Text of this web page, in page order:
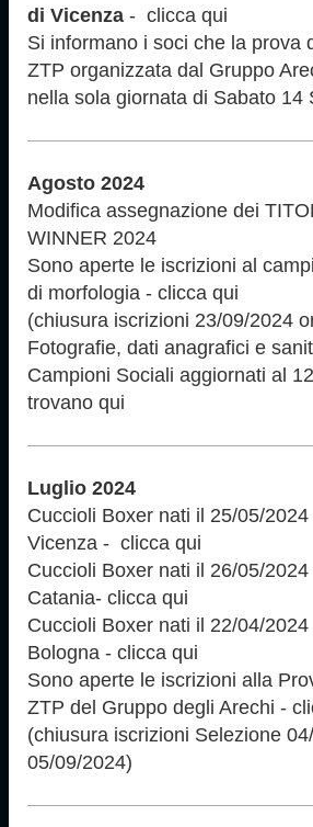
di Vicenza - ­ clicca qui
Si informano i soci che la prova
ZTP organizzata dal Gruppo
nella sola giornata di Sabato 14
Agosto 2024
Modifica assegnazione dei
WINNER 2024
Sono aperte le iscrizioni al
di morfologia - clicca qui
(chiusura iscrizioni 23/09/2024
Fotografie, dati anagrafici e
Campioni Sociali aggiornati al
trovano qui
Luglio 2024
Cuccioli Boxer nati il 25/05/
Vicenza - ­ clicca qui
Cuccioli Boxer nati il 26/05/
Catania- clicca qui
Cuccioli Boxer nati il 22/04/
Bologna - clicca qui
Sono aperte le iscrizioni alla
ZTP del Gruppo degli Arechi -
(chiusura iscrizioni Selezione
05/09/2024)